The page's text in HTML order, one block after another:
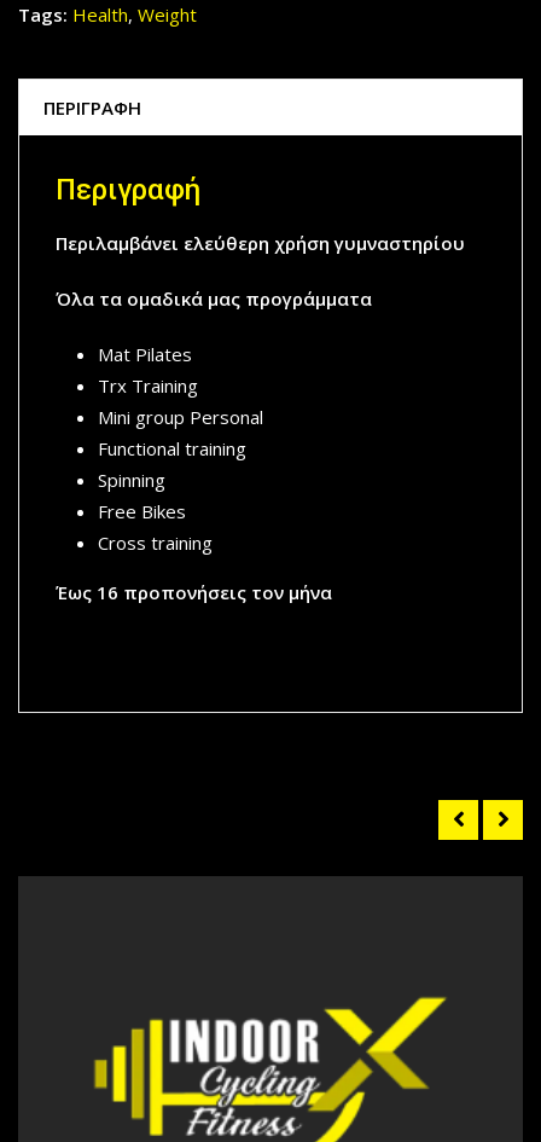
Tags: Health, Weight
ΠΕΡΙΓΡΑΦΉ
Περιγραφή
Περιλαμβάνει ελεύθερη χρήση γυμναστηρίου
Όλα τα ομαδικά μας προγράμματα
Mat Pilates
Trx Training
Mini group Personal
Functional training
Spinning
Free Bikes
Cross training
Έως 16 προπονήσεις τον μήνα